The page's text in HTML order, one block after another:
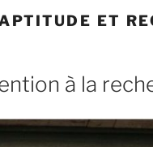
ET
à la